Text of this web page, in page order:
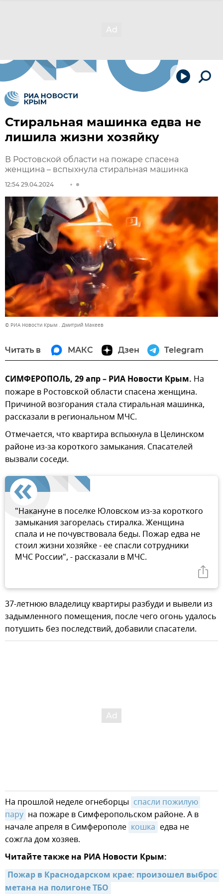
Стиральная машинка едва не
лишила жизни хозяйку
В Ростовской области на пожаре спасена
женщина – вспыхнула стиральная машинка
12:54 29.04.2024
© РИА Новости Крым . Дмитрий Макеев
Читать в МАКС Дзен Telegram
СИМФЕРОПОЛЬ, 29 апр – РИА Новости Крым. На
пожаре в Ростовской области спасена женщина.
Причиной возгорания стала стиральная машинка,
рассказали в региональном МЧС.
Отмечается, что квартира вспыхнула в Целинском
районе из-за короткого замыкания. Спасателей
вызвали соседи.
"Накануне в поселке Юловском из-за короткого
замыкания загорелась стиралка. Женщина
спала и не почувствовала беды. Пожар едва не
стоил жизни хозяйке - ее спасли сотрудники
МЧС России", - рассказали в МЧС.
37-летнюю владелицу квартиры разбуди и вывели из
задымленного помещения, после чего огонь удалось
потушить без последствий, добавили спасатели.
На прошлой неделе огнеборцы спасли пожилую
пару на пожаре в Симферопольском районе. А в
начале апреля в Симферополе кошка едва не
сожгла дом хозяев.
Читайте также на РИА Новости Крым:
Пожар в Краснодарском крае: произошел выброс
метана на полигоне ТБО